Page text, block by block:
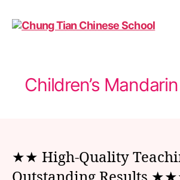
School
Children’s
★★ High-Quality